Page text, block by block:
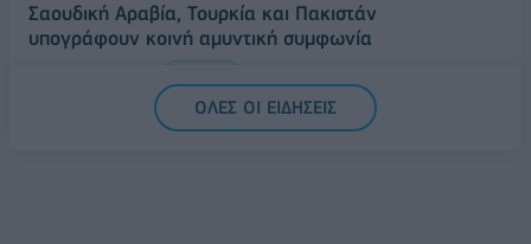
Σαουδική Αραβία, Τουρκία και Πακιστάν
υπογράφουν κοινή αμυντική συμφωνία
ΟΛΕΣ ΟΙ ΕΙΔΗΣΕΙΣ